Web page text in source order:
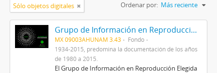
Sólo objetos digitales Ordenar por: Más reciente
Grupo de Información en Reproducción Elegida (GIRE)
MX 09003AHUNAM 3.43
Fondo
1934-2015, predomina la documentación de los años
de 1980 a 2015.
El Grupo de Información en Reproducción Elegida